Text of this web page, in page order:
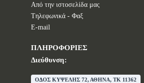
Από την ιστοσελίδα μας
Tηλεφωνικά - Φαξ
E-mail
ΠΛΗΡΟΦΟΡΙΕΣ
Διεύθυνση:
ΟΔΟΣ ΚΥΨΕΛΗΣ 72, ΑΘΗΝΑ, TK 11362